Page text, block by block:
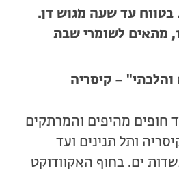
בטווח עד שעה מגוש דן.
קרא והלכתי" – קיסריה
חופים מהיפים והמרתקים
ותל תנינים ועד
ים. בחוף האקוודוקט